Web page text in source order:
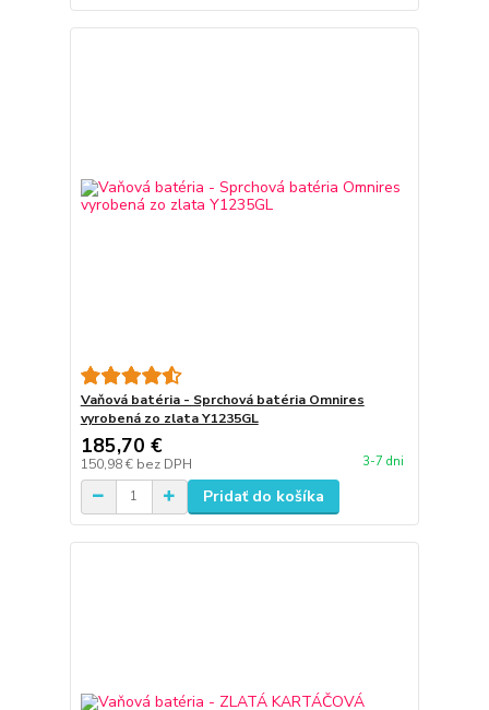
Vaňová batéria - Sprchová batéria Omnires
vyrobená zo zlata Y1235GL
185,70 €
150,98 € bez DPH 3-7 dni
Pridať do košíka